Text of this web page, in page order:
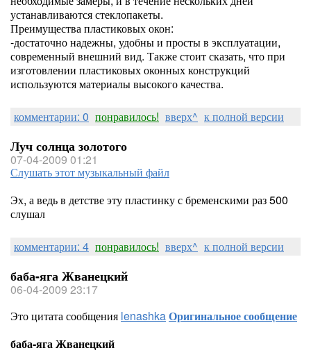
устанавливаются стеклопакеты.
Преимущества пластиковых окон:
-достаточно надежны, удобны и просты в эксплуатации,
современный внешний вид. Также стоит сказать, что при
изготовлении пластиковых оконных конструкций
используются материалы высокого качества.
комментарии: 0 понравилось! вверх^ к полной версии
Луч солнца золотого
07-04-2009 01:21
Слушать этот музыкальный файл
Эх, а ведь в детстве эту пластинку с бременскими раз 500
слушал
комментарии: 4 понравилось! вверх^ к полной версии
баба-яга Жванецкий
06-04-2009 23:17
Это цитата сообщения lenashkaОригинальное сообщение
баба-яга Жванецкий